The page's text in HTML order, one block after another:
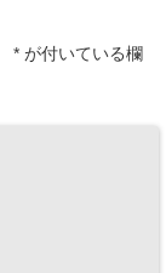
* が付いている欄